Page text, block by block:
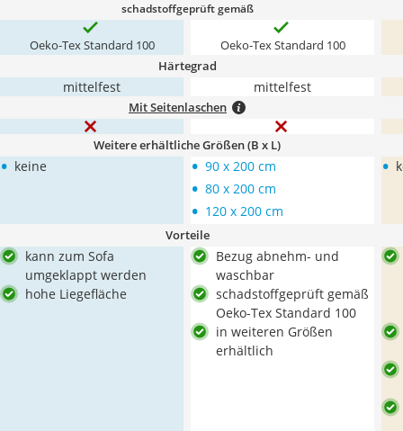
schadstoffgeprüft gemäß
Oeko-Tex Standard 100 Oeko-Tex Standard 100
Härtegrad
mittelfest mittelfest
Mit Seitenlaschen
Weitere erhältliche Größen (B x L)
• keine • 90 x 200 cm
• 80 x 200 cm
• 120 x 200 cm
•
Vorteile
kann zum Sofa
umgeklappt werden
hohe Liegefläche
Bezug abnehm- und
waschbar
schadstoffgeprüft gemäß
Oeko-Tex Standard 100
in weiteren Größen
erhältlich